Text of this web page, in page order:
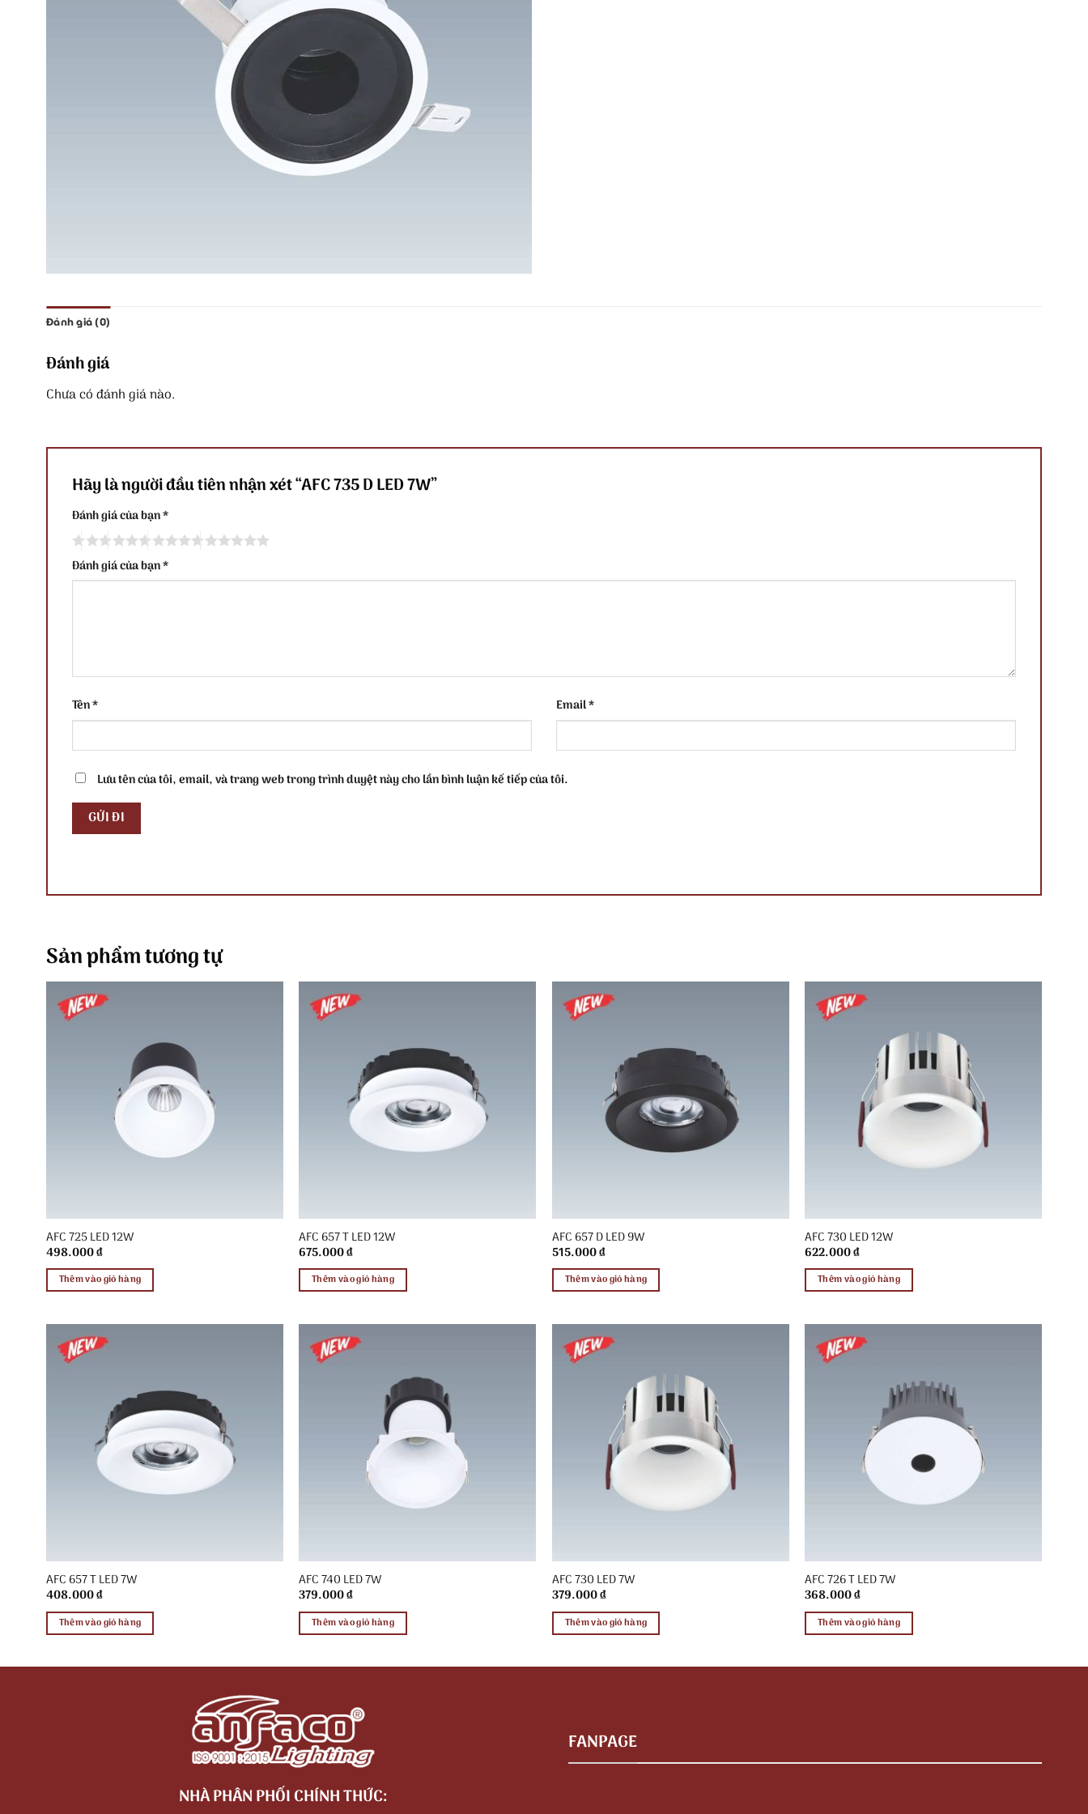
Đánh giá (0)
Đánh giá
Chưa có đánh giá nào.
Hãy là người đầu tiên nhận xét “AFC 735 D LED 7W”
Đánh giá của bạn*
Đánh giá của bạn*
Tên* Email*
Lưu tên của tôi, email, và trang web trong trình duyệt này cho lần bình luận kế tiếp của tôi.
Sản phẩm tương tự
AFC 725 LED 12W
498.000₫
Thêm vào giỏ hàng
AFC 657 T LED 12W
675.000₫
Thêm vào giỏ hàng
AFC 657 D LED 9W
515.000₫
Thêm vào giỏ hàng
AFC 730 LED 12W
622.000₫
Thêm vào giỏ hàng
AFC 657 T LED 7W
408.000₫
Thêm vào giỏ hàng
AFC 740 LED 7W
379.000₫
Thêm vào giỏ hàng
AFC 730 LED 7W
379.000₫
Thêm vào giỏ hàng
AFC 726 T LED 7W
368.000₫
Thêm vào giỏ hàng
NHÀ PHÂN PHỐI CHÍNH THỨC:
FANPAGE